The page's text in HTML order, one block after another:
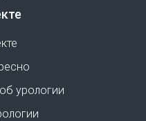
урологии